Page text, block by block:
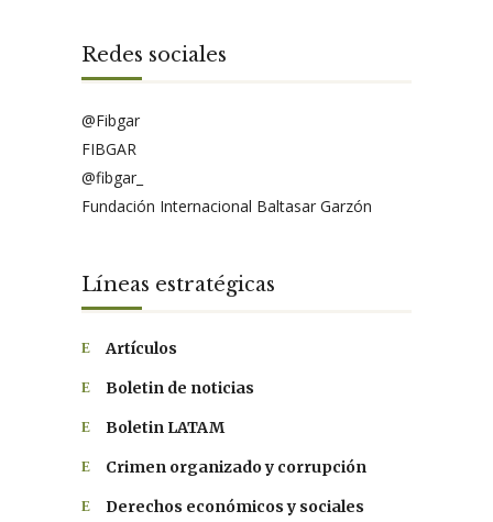
Redes sociales
@Fibgar
FIBGAR
@fibgar_
Fundación Internacional Baltasar Garzón
Líneas estratégicas
Artículos
Boletin de noticias
Boletin LATAM
Crimen organizado y corrupción
Derechos económicos y sociales